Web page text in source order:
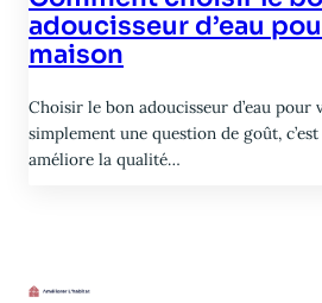
adoucisseur d’eau
maison
Choisir le bon adoucisseur d’eau pour
simplement une question de goût,
améliore la qualité…